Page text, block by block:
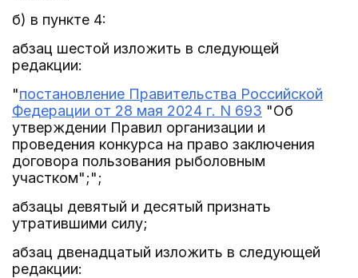
б) в пункте 4:
абзац шестой изложить в следующей
редакции:
"постановление Правительства Российской
Федерации от 28 мая 2024 г. N 693 "Об
утверждении Правил организации и
проведения конкурса на право заключения
договора пользования рыболовным
участком";";
абзацы девятый и десятый признать
утратившими силу;
абзац двенадцатый изложить в следующей
редакции: